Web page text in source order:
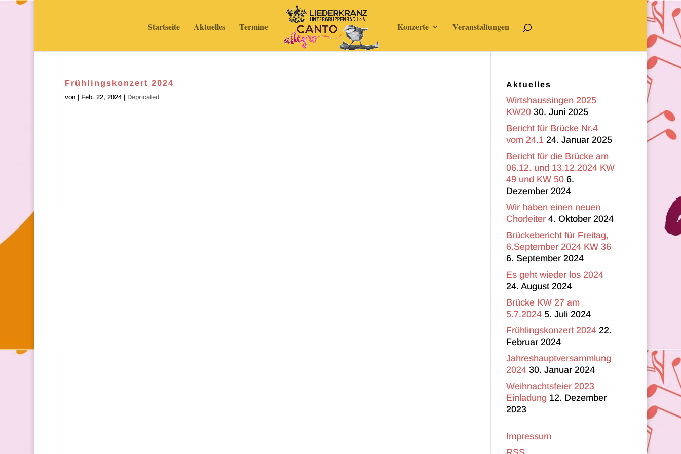
Startseite Aktuelles Termine Konzerte Veranstaltungen
Frühlingskonzert 2024
von | Feb. 22, 2024| Depricated
Aktuelles
Wirtshaussingen 2025
KW20 30. Juni 2025
Bericht für Brücke Nr.4
vom 24.1 24. Januar 2025
Bericht für die Brücke am
06.12. und 13.12.2024 KW
49 und KW 50 6.
Dezember 2024
Wir haben einen neuen
Chorleiter 4. Oktober 2024
Brückebericht für Freitag,
6.September 2024 KW 36
6. September 2024
Es geht wieder los 2024
24. August 2024
Brücke KW 27 am
5.7.2024 5. Juli 2024
Frühlingskonzert 2024 22.
Februar 2024
Jahreshauptversammlung
2024 30. Januar 2024
Weihnachtsfeier 2023
Einladung 12. Dezember
2023
Impressum